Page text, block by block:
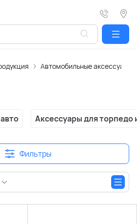
Автомобильные аксессуары
Аксессуары для торпедо
Фильтры